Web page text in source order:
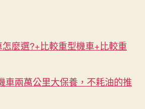
怎麼選?+比較重型機車+比較重
車兩萬公里大保養，不耗油的推